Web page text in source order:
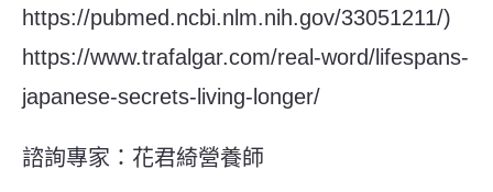
https://pubmed.ncbi.nlm.nih.gov/33051211/)
https://www.trafalgar.com/real-word/lifespans-
japanese-secrets-living-longer/
諮詢專家 ：花君綺營養師